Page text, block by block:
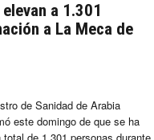
a 1.301
a La Meca de
de Sanidad de Arabia
este domingo de que se ha